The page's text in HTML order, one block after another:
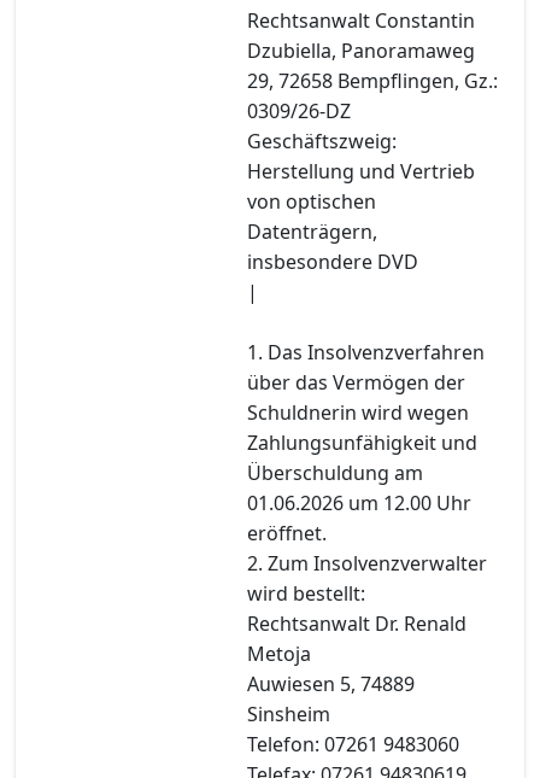
Rechtsanwalt Constantin
Dzubiella, Panoramaweg
29, 72658 Bempflingen, Gz.:
0309/26-DZ
Geschäftszweig:
Herstellung und Vertrieb
von optischen
Datenträgern,
insbesondere DVD
|
1. Das Insolvenzverfahren
über das Vermögen der
Schuldnerin wird wegen
Zahlungsunfähigkeit und
Überschuldung am
01.06.2026 um 12.00 Uhr
eröffnet.
2. Zum Insolvenzverwalter
wird bestellt:
Rechtsanwalt Dr. Renald
Metoja
Auwiesen 5, 74889
Sinsheim
Telefon: 07261 9483060